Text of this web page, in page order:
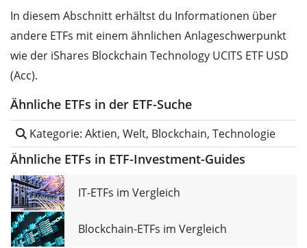
In diesem Abschnitt erhältst du Informationen über
andere ETFs mit einem ähnlichen Anlageschwerpunkt
wie der iShares Blockchain Technology UCITS ETF USD
(Acc).
Ähnliche ETFs in der ETF-Suche
Kategorie: Aktien, Welt, Blockchain, Technologie
Ähnliche ETFs in ETF-Investment-Guides
IT-ETFs im Vergleich
Blockchain-ETFs im Vergleich